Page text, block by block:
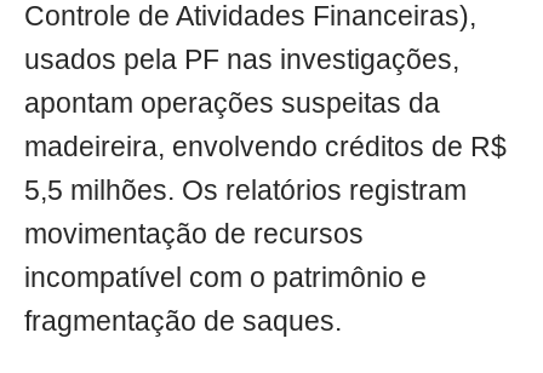
Controle de Atividades Financeiras),
usados pela PF nas investigações,
apontam operações suspeitas da
madeireira, envolvendo créditos de R$
5,5 milhões. Os relatórios registram
movimentação de recursos
incompatível com o patrimônio e
fragmentação de saques.